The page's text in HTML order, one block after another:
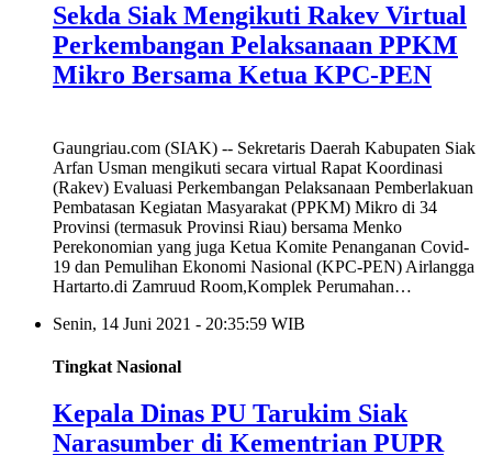
Sekda Siak Mengikuti Rakev Virtual
Perkembangan Pelaksanaan PPKM
Mikro Bersama Ketua KPC-PEN
Gaungriau.com (SIAK) -- Sekretaris Daerah Kabupaten Siak
Arfan Usman mengikuti secara virtual Rapat Koordinasi
(Rakev) Evaluasi Perkembangan Pelaksanaan Pemberlakuan
Pembatasan Kegiatan Masyarakat (PPKM) Mikro di 34
Provinsi (termasuk Provinsi Riau) bersama Menko
Perekonomian yang juga Ketua Komite Penanganan Covid-
19 dan Pemulihan Ekonomi Nasional (KPC-PEN) Airlangga
Hartarto.di Zamruud Room,Komplek Perumahan…
Senin, 14 Juni 2021 - 20:35:59 WIB
Tingkat Nasional
Kepala Dinas PU Tarukim Siak
Narasumber di Kementrian PUPR